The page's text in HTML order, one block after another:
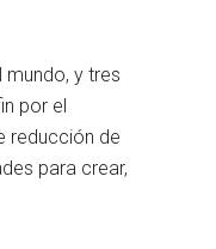
y tres
por el
reducción de
para crear,